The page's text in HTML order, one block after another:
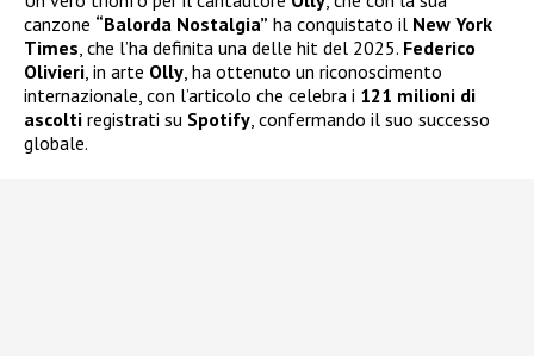
canzone “Balorda Nostalgia” ha conquistato il New York
Times, che l’ha definita una delle hit del 2025. Federico
Olivieri, in arte Olly, ha ottenuto un riconoscimento
internazionale, con l’articolo che celebra i 121 milioni di
ascolti registrati su Spotify, confermando il suo successo
globale.